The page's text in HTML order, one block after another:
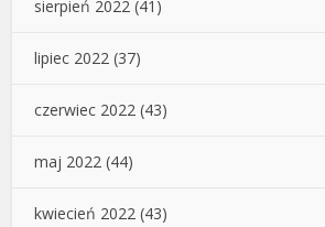
sierpień 2022 (41)
lipiec 2022 (37)
czerwiec 2022 (43)
maj 2022 (44)
kwiecień 2022 (43)